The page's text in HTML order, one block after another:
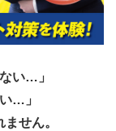
い…」
…」
せん。